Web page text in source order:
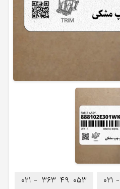
۰۲۱ - ۰۲۱ - ۳۶۳ ۴۹ ۰۵۳